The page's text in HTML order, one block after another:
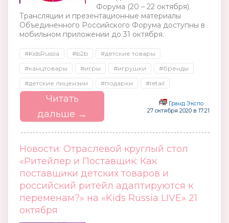
Форума (20 – 22 октября).
Трансляции и презентационные материалы
Объединенного Российского Форума доступны в
мобильном приложении до 31 октября.
#KidsRussia #b2b
#детские товары
#канцтовары
#игры #игрушки
#бренды
#детские лицензии
#подарки #retail
Читать
дальше →
Гранд Экспо
27 октября 2020 в 17:21
Новости: Отраслевой круглый стол
«Ритейлер и Поставщик: Как
поставщики детских товаров и
российский ритейл адаптируются к
переменам?» на «Kids Russia LIVE» 21
октября